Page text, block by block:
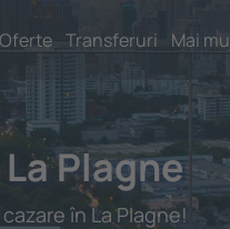
Oferte Transferuri Mai
Plagne
în La Plagne!